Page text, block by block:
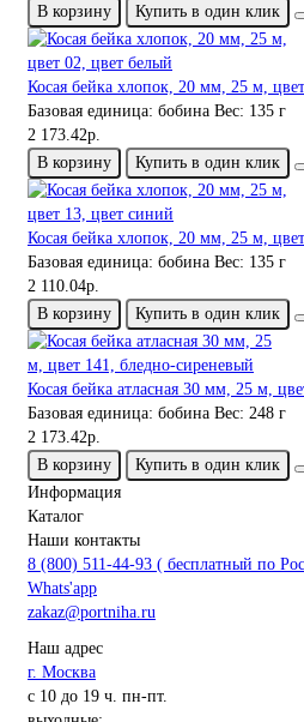
В корзину
Купить в один клик
Косая бейка хлопок, 20 мм, 25 м,
Базовая единица: бобина Вес: 135 г
2 173.42р.
В корзину
Купить в один клик
Косая бейка хлопок, 20 мм, 25 м,
Базовая единица: бобина Вес: 135 г
2 110.04р.
В корзину
Купить в один клик
Косая бейка атласная 30 мм, 25 м,
Базовая единица: бобина Вес: 248 г
2 173.42р.
В корзину
Купить в один клик
Информация
Каталог
Наши контакты
8 (800) 511-44-93 ( бесплатный по
Whats'app
zakaz@portniha.ru
Наш адрес
г. Москва
с 10 до 19 ч. пн-пт.